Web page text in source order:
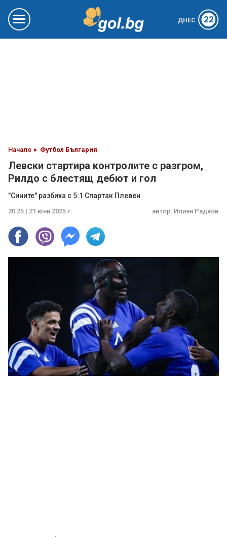
ДНЕС 22
Начало Футбол България
Левски стартира контролите с разгром,
Рилдо с блестящ дебют и гол
"Сините" разбиха с 5:1 Спартак Плевен
20:25 | 21 юни 2025 г. автор: Илиян Радков